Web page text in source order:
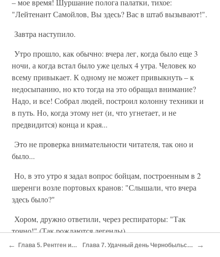
– мое время! Шуршание полога палатки, тихое:
"Лейтенант Самойлов, Вы здесь? Вас в штаб вызывают!".
Завтра наступило.
Утро прошло, как обычно: вчера лег, когда было еще 3
ночи, а когда встал было уже целых 4 утра. Человек ко
всему привыкает. К одному не может привыкнуть – к
недосыпанию, но кто тогда на это обращал внимание?
Надо, и все! Собрал людей, построил колонну техники и
в путь. Но, когда этому нет (и, что угнетает, и не
предвидится) конца и края...
Это не проверка внимательности читателя, так оно и
было...
Но, в это утро я задал вопрос бойцам, построенным в 2
шеренги возле портовых кранов: "Слышали, что вчера
здесь было?"
Хором, дружно ответили, через респираторы: "Так
точно!" (Так рождаются легенды).
Стало проще, почувствовал, что эти бойцы далеко не
← Глава 5. Рентген и Доза Глава 7. Удачный день Чернобыльская АЭС →